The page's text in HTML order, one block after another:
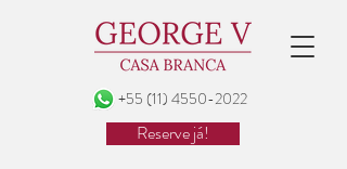
Reserve já!
+55 (11) 4550-2022